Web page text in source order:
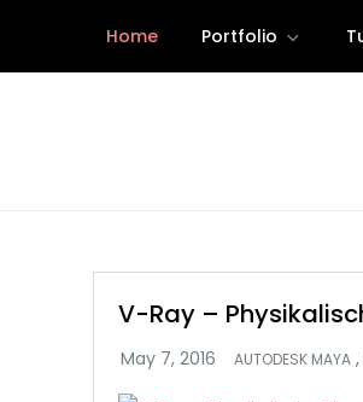
content
Home Portfolio
V-Ray –
AUTODESK MAYA ,